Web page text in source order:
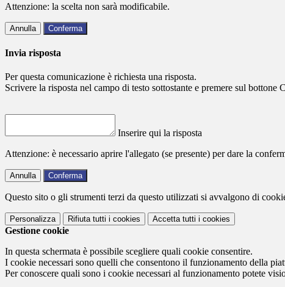
Attenzione: la scelta non sarà modificabile.
Annulla Conferma
Invia risposta
Per questa comunicazione è richiesta una risposta.
Scrivere la risposta nel campo di testo sottostante e premere sul
Inserire qui la risposta
Attenzione: è necessario aprire l'allegato (se presente) per dare la
Annulla Conferma
Questo sito o gli strumenti terzi da questo utilizzati si avvalgono di
Personalizza Rifiuta tutti i cookies Accetta tutti i cookies
Gestione cookie
In questa schermata è possibile scegliere quali cookie consentire.
I cookie necessari sono quelli che consentono il funzionamento della
Per conoscere quali sono i cookie necessari al funzionamento potete